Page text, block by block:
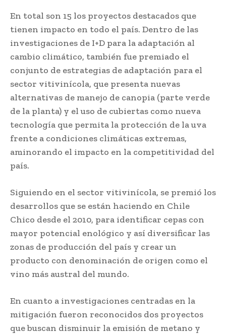
En total son 15 los proyectos destacados que
tienen impacto en todo el país. Dentro de las
investigaciones de I+D para la adaptación al
cambio climático, también fue premiado el
conjunto de estrategias de adaptación para el
sector vitivinícola, que presenta nuevas
alternativas de manejo de canopia (parte verde
de la planta) y el uso de cubiertas como nueva
tecnología que permita la protección de la uva
frente a condiciones climáticas extremas,
aminorando el impacto en la competitividad del
país.
Siguiendo en el sector vitivinícola, se premió los
desarrollos que se están haciendo en Chile
Chico desde el 2010, para identificar cepas con
mayor potencial enológico y así diversificar las
zonas de producción del país y crear un
producto con denominación de origen como el
vino más austral del mundo.
En cuanto a investigaciones centradas en la
mitigación fueron reconocidos dos proyectos
que buscan disminuir la emisión de metano y